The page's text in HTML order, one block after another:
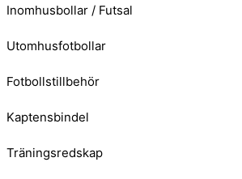
Inomhusbollar / Futsal
Utomhusfotbollar
Fotbollstillbehör
Kaptensbindel
Träningsredskap